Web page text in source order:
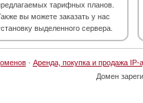
тарифных планов.
вы можете заказать у нас
выделенного сервера.
· Аренда, покупка и продажа IP-
Домен